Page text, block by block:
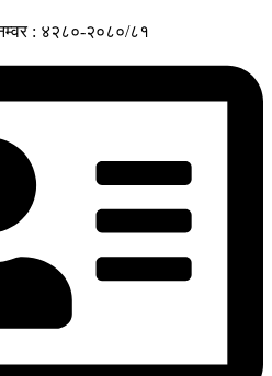
: ४२८०-२०८०/८१